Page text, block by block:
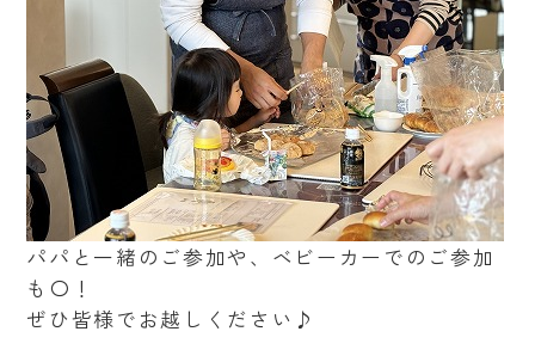
パパと一緒のご参加や、ベビーカーでのご参加
も〇！
ぜひ皆様でお越しください♪